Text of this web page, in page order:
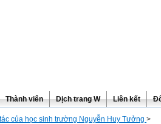
Thành viên Dịch trang W Liên kết
của học sinh trường Nguyễn Huy Tưởng >